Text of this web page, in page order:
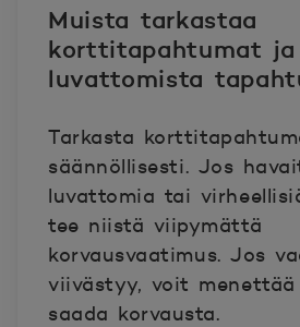
Muista tarkastaa
korttitapahtumat
luvattomista
Tarkasta
säännöllisesti. Jos
luvattomia tai
tee niistä viipymättä
korvausvaatimus. Jos
viivästyy, voit menettää
saada korvausta.